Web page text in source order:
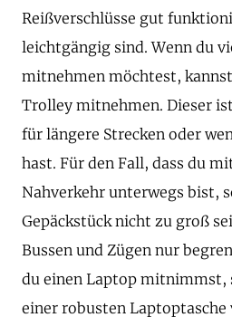
Reißverschlüsse gut
leichtgängig sind. Wenn du
mitnehmen möchtest,
Trolley mitnehmen. Dieser
für längere Strecken oder
hast. Für den Fall, dass du
Nahverkehr unterwegs bist,
Gepäckstück nicht zu groß
Bussen und Zügen nur
du einen Laptop mitnimmst,
einer robusten Laptoptasche